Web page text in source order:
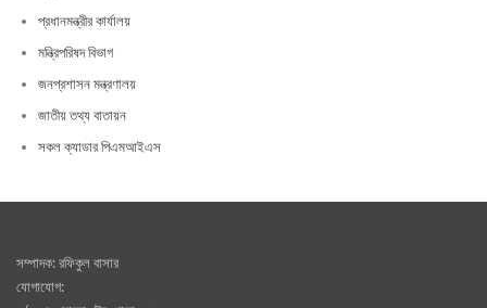
প্রধানমন্ত্রীর কার্যালয়
মন্ত্রিপরিষদ বিভাগ
জনপ্রশাসন মন্ত্রণালয়
জাতীয় তথ্য বাতায়ন
সকল ক্যাডার পিএমআইএস
সম্পাদক: রফিকুল বাসার
যোগাযোগ: